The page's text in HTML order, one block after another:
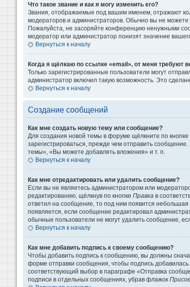
Что такое звание и как я могу изменить его?
Звания, отображаемые под вашим именем, отражают
модераторов и администраторов. Обычно вы не
Пожалуйста, не засоряйте конференцию ненужными
модератор или администратор понизят значение
Вернуться к началу
Когда я щёлкаю по ссылке «email», от меня требуют
Только зарегистрированные пользователи могут
администратор включил такую возможность. Это
Вернуться к началу
Создание сообщений
Как мне создать новую тему или сообщение?
Для создания новой темы в форуме щёлкните по
зарегистрироваться, прежде чем отправить
темы», «Вы можете добавлять вложения» и т. п.
Вернуться к началу
Как мне отредактировать или удалить сообщение?
Если вы не являетесь администратором или
редактированию, щёлкнув по кнопке Правка в
ответил на сообщение, то под ним появится небольшая
появляется, если сообщение редактировал
обычные пользователи не могут удалить сообщение,
Вернуться к началу
Как мне добавить подпись к своему сообщению?
Чтобы добавить подпись к сообщению, вы должны
форме отправки сообщения, чтобы подпись
соответствующий выбор в параграфе «Отправка
подписи в отдельных сообщениях, убрав флажок